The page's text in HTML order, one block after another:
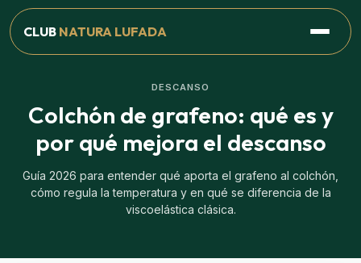
CLUB NATURA LUFADA
DESCANSO
Colchón de grafeno: qué es y
por qué mejora el descanso
Guía 2026 para entender qué aporta el grafeno al colchón,
cómo regula la temperatura y en qué se diferencia de la
viscoelástica clásica.